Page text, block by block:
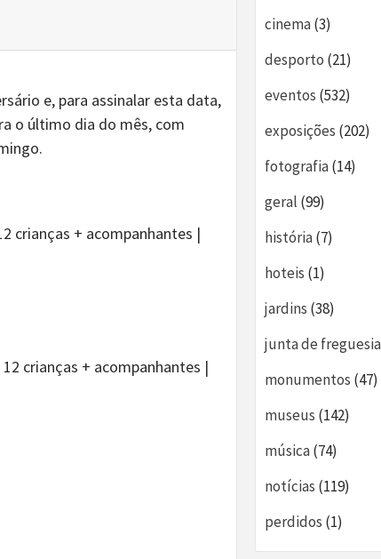
e, para assinalar esta data,
o último dia do mês, com
crianças + acompanhantes |
crianças + acompanhantes |
cinema(3)
desporto (21)
eventos (532)
exposições (202)
fotografia(14)
geral (99)
história(7)
hoteis (1)
jardins (38)
junta de freguesia
monumentos (47)
museus (142)
música(74)
notícias (119)
perdidos (1)